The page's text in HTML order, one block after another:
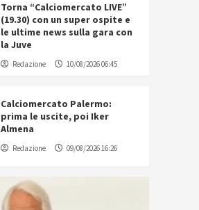
Torna “Calciomercato LIVE”
(19.30) con un super ospite e
le ultime news sulla gara con
la Juve
Redazione 10/08/2026 06:45
Calciomercato Palermo:
prima le uscite, poi Iker
Almena
Redazione 09/08/2026 16:26